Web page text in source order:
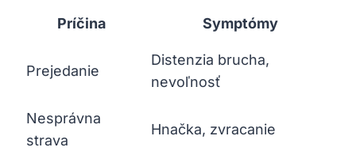
Príčina Symptómy
Prejedanie
Distenzia brucha,
nevoľnosť
Nesprávna
strava
Hnačka, zvracanie